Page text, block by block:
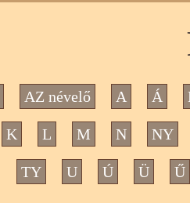
AZ névelő A Á
K L M N NY
TY U Ú Ü Ű